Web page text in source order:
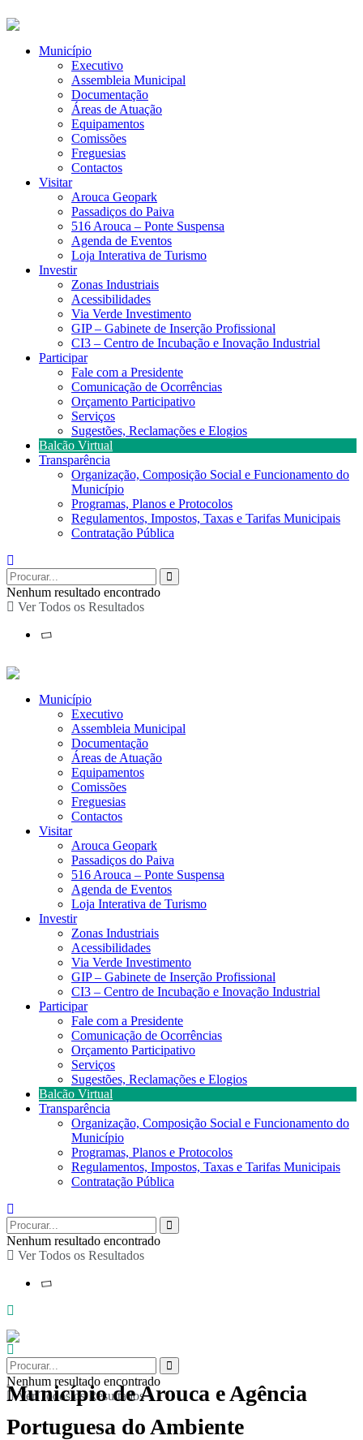
Município
Executivo
Assembleia Municipal
Documentação
Áreas de Atuação
Equipamentos
Comissões
Freguesias
Contactos
Visitar
Arouca Geopark
Passadiços do Paiva
516 Arouca – Ponte Suspensa
Agenda de Eventos
Loja Interativa de Turismo
Investir
Zonas Industriais
Acessibilidades
Via Verde Investimento
GIP – Gabinete de Inserção Profissional
CI3 – Centro de Incubação e Inovação Industrial
Participar
Fale com a Presidente
Comunicação de Ocorrências
Orçamento Participativo
Serviços
Sugestões, Reclamações e Elogios
Balcão Virtual
Transparência
Organização, Composição Social e Funcionamento do
Município
Programas, Planos e Protocolos
Regulamentos, Impostos, Taxas e Tarifas Municipais
Contratação Pública
Nenhum resultado encontrado
Ver Todos os Resultados
Município
Executivo
Assembleia Municipal
Documentação
Áreas de Atuação
Equipamentos
Comissões
Freguesias
Contactos
Visitar
Arouca Geopark
Passadiços do Paiva
516 Arouca – Ponte Suspensa
Agenda de Eventos
Loja Interativa de Turismo
Investir
Zonas Industriais
Acessibilidades
Via Verde Investimento
GIP – Gabinete de Inserção Profissional
CI3 – Centro de Incubação e Inovação Industrial
Participar
Fale com a Presidente
Comunicação de Ocorrências
Orçamento Participativo
Serviços
Sugestões, Reclamações e Elogios
Balcão Virtual
Transparência
Organização, Composição Social e Funcionamento do
Município
Programas, Planos e Protocolos
Regulamentos, Impostos, Taxas e Tarifas Municipais
Contratação Pública
Nenhum resultado encontrado
Ver Todos os Resultados
Nenhum resultado encontrado
Ver Todos os Resultados
Município de Arouca e Agência
Portuguesa do Ambiente